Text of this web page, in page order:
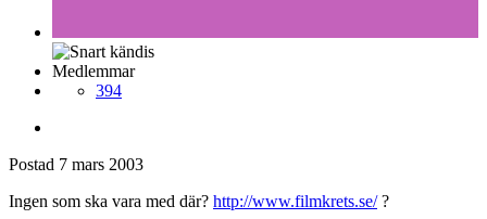
Medlemmar
394
Postad 7 mars 2003
Ingen som ska vara med där? http://www.filmkrets.se/?